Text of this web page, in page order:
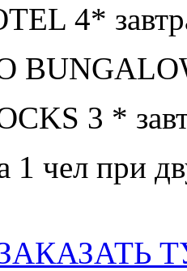
4*
3 *
1 чел при